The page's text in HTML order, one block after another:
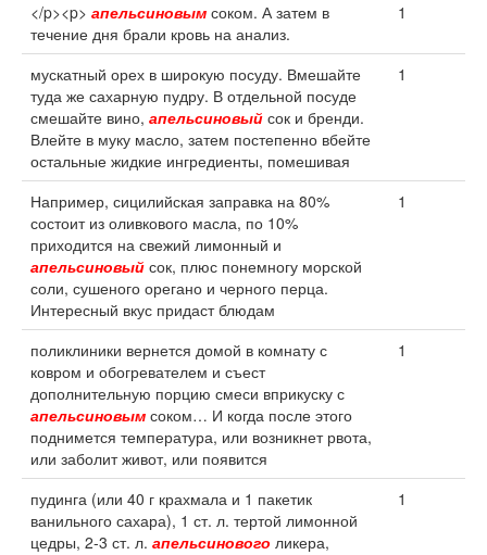
</p><p> апельсиновым соком. А затем в
течение дня брали кровь на анализ.
1
мускатный орех в широкую посуду. Вмешайте
туда же сахарную пудру. В отдельной посуде
смешайте вино, апельсиновый сок и бренди.
Влейте в муку масло, затем постепенно вбейте
остальные жидкие ингредиенты, помешивая
1
Например, сицилийская заправка на 80%
состоит из оливкового масла, по 10%
приходится на свежий лимонный и
апельсиновый сок, плюс понемногу морской
соли, сушеного орегано и черного перца.
Интересный вкус придаст блюдам
1
поликлиники вернется домой в комнату с
ковром и обогревателем и съест
дополнительную порцию смеси вприкуску с
апельсиновым соком… И когда после этого
поднимется температура, или возникнет рвота,
или заболит живот, или появится
1
пудинга (или 40 г крахмала и 1 пакетик
ванильного сахара), 1 ст. л. тертой лимонной
цедры, 2-3 ст. л. апельсинового ликера,
1